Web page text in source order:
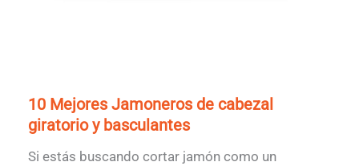
10 Mejores Jamoneros de cabezal
giratorio y basculantes
Si estás buscando cortar jamón como un